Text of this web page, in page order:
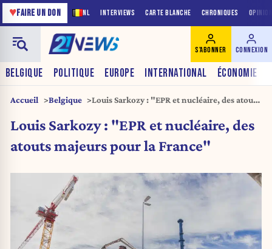
NL INTERVIEWS CARTE BLANCHE CHRONIQUES
♥FAIRE UN DON
BELGIQUE POLITIQUE EUROPE INTERNATIONAL ÉCONOMIE
S'ABONNER CONNEXION
Accueil Belgique
Louis Sarkozy : "EPR et nucléaire, des atouts
Louis Sarkozy : "EPR et nucléaire, des
atouts majeurs pour la France"